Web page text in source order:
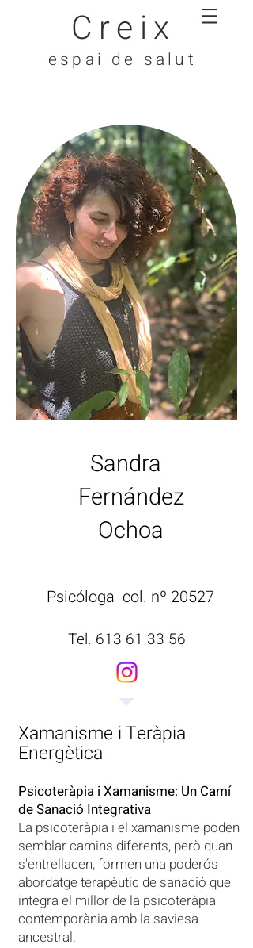
Creix
espai de salut
Sandra
Fernández
Ochoa
Psicóloga col. nº 20527
Tel. 613 61 33 56
Xamanisme i Teràpia
Energètica
Psicoteràpia i Xamanisme: Un Camí
de Sanació Integrativa
La psicoteràpia i el xamanisme poden
semblar camins diferents, però quan
s'entrellacen, formen una poderós
abordatge terapèutic de sanació que
integra el millor de la psicoteràpia
contemporània amb la saviesa
ancestral.